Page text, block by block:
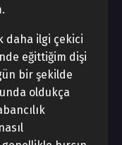
daha ilgi çekici
eğittiğim dişi
bir şekilde
oldukça